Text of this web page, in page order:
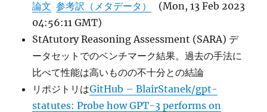
論文 参考訳（メタデータ）
(Mon, 13 Feb 2023
04:56:11 GMT)
StAtutory Reasoning Assessment (SARA) デ
ータセットでのベンチマーク結果。過去の手法に
比べて性能は高いものの不十分との結論
リポジトリはGitHub – BlairStanek/gpt-
statutes: Probe how GPT-3 performs on